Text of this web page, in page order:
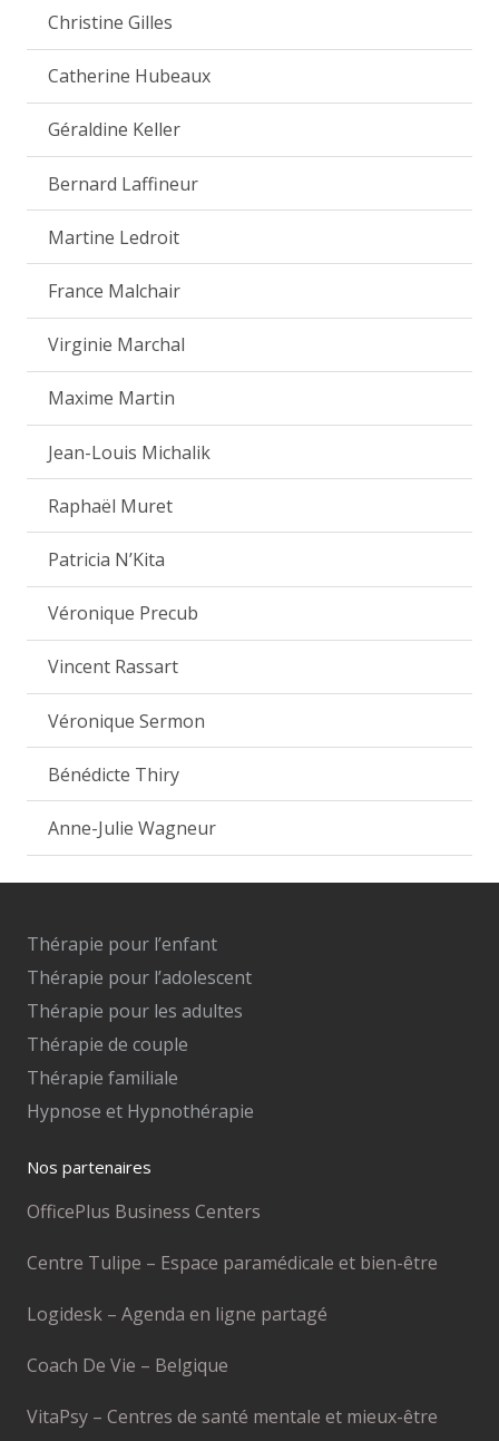
Christine Gilles
Catherine Hubeaux
Géraldine Keller
Bernard Laffineur
Martine Ledroit
France Malchair
Virginie Marchal
Maxime Martin
Jean-Louis Michalik
Raphaël Muret
Patricia N’Kita
Véronique Precub
Vincent Rassart
Véronique Sermon
Bénédicte Thiry
Anne-Julie Wagneur
Thérapie pour l’enfant
Thérapie pour l’adolescent
Thérapie pour les adultes
Thérapie de couple
Thérapie familiale
Hypnose et Hypnothérapie
Nos partenaires
OfficePlus Business Centers
Centre Tulipe – Espace paramédicale et bien-être
Logidesk – Agenda en ligne partagé
Coach De Vie – Belgique
VitaPsy – Centres de santé mentale et mieux-être